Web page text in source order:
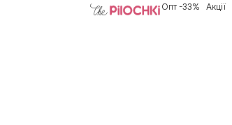
Опт -33% Акції